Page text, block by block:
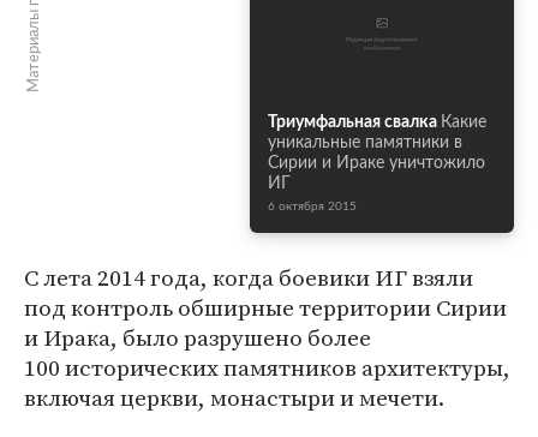
Триумфальная свалка Какие
уникальные памятники в
Сирии и Ираке уничтожило
ИГ
6 октября 2015
С лета 2014 года, когда боевики ИГ взяли
под контроль обширные территории Сирии
и Ирака, было разрушено более
100 исторических памятников архитектуры,
включая церкви, монастыри и мечети.